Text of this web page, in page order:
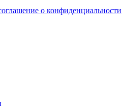
о конфиденциальности